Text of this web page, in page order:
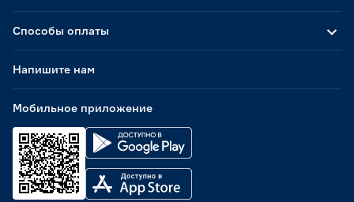
Способы оплаты
Мобильное приложение
Напишите нам